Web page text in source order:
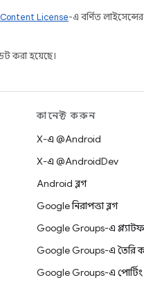
Content License-এ বর্ণিত
করা হয়েছে।
কানেক্ট করুন
X-এ @Android
X-এ @AndroidDev
Android ব্লগ
Google নিরাপত্তা ব্লগ
Google Groups-এ
Google Groups-এ তৈরি
Google Groups-এ পোর্টিং